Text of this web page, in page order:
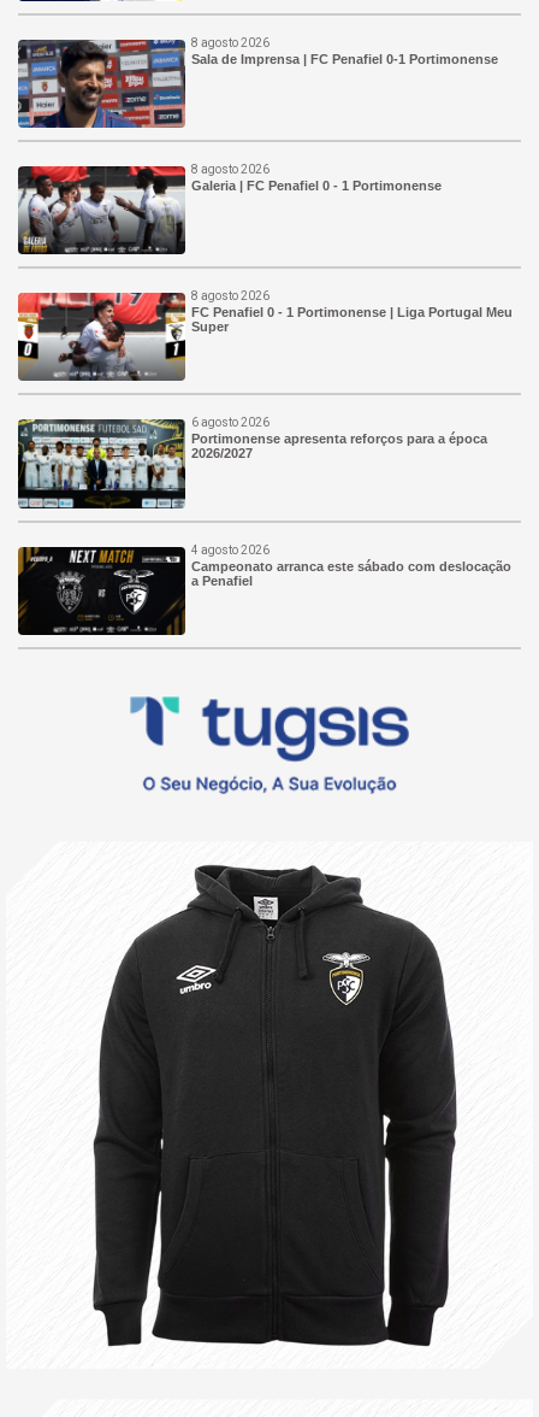
8 agosto 2026
Sala de Imprensa | FC Penafiel 0-1 Portimonense
8 agosto 2026
Galeria | FC Penafiel 0 - 1 Portimonense
8 agosto 2026
FC Penafiel 0 - 1 Portimonense | Liga Portugal Meu
Super
6 agosto 2026
Portimonense apresenta reforços para a época
2026/2027
4 agosto 2026
Campeonato arranca este sábado com deslocação
a Penafiel